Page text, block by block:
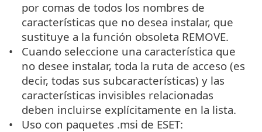
por comas de todos los nombres de
características que no desea instalar, que
sustituye a la función obsoleta REMOVE.
Cuando seleccione una característica que
no desee instalar, toda la ruta de acceso (es
decir, todas sus subcaracterísticas) y las
características invisibles relacionadas
deben incluirse explícitamente en la lista.
Uso con paquetes .msi de ESET: